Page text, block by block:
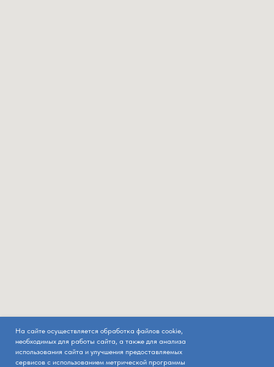
На сайте осуществляется обработка файлов cookie,
необходимых для работы сайта, а также для анализа
использования сайта и улучшения предоставляемых
сервисов с использованием метрической программы